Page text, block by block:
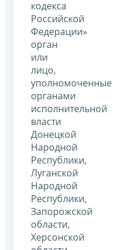
кодекса
Российской
Федерации»
орган
или
лицо,
уполномоченные
органами
исполнительной
власти
Донецкой
Народной
Республики,
Луганской
Народной
Республики,
Запорожской
области,
Херсонской